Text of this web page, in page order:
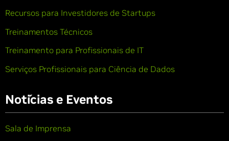
Recursos para Investidores de Startups
Treinamentos Técnicos
Treinamento para Profissionais de IT
Serviços Profissionais para Ciência de Dados
Notícias e Eventos
Sala de Imprensa